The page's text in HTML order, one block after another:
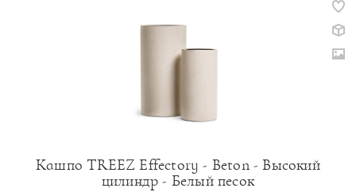
Кашпо TREEZ Effectory - Beton - Высокий
цилиндр - Белый песок